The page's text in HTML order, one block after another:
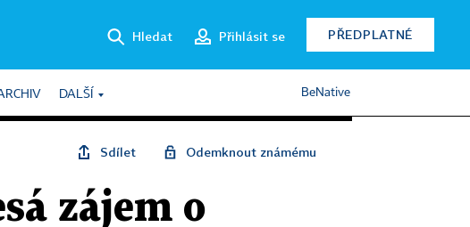
Hledat Přihlásit se PŘEDPLATNÉ
DALŠÍ BeNative
Sdílet Odemknout známému
zájem o